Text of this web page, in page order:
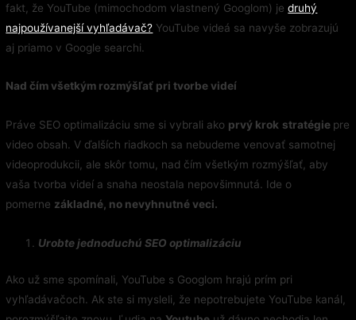
fakt, že YouTube (mimochodom vlastnený Googlom) jedruhý
najpoužívanejší vyhľadávač? YouTube videá sa navyše zobrazujú
aj priamo v Google searchi.
Nad čím všetkým rozmýšľať pri tvorbe videí
Práve SEO optimalizáciu sme si vybrali ako prvý krok stratégie pre
video obsah. V ďalších riadkoch sa nebudeme venovať samotnej
videoprodukcii, ale skôr tomu, nad čím všetkým rozmýšľať, aby
vaša tvorba videí a snaha neostala nepovšimnutá. Ide o
pomerne základné, no nevyhnutné veci.
Urobte jednoduchú SEO optimalizáciu
Ako už sme spomínali, YouTube s Googlom hrajú prím pri
vyhľadávačoch. Ak ste si mysleli, že nepotrebujete YouTube kanál,